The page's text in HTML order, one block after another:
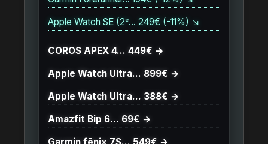
Apple Watch SE (2ᵉ… 249€ (-11%) ↘
COROS APEX 4… 449€ →
Apple Watch Ultra… 899€ →
Apple Watch Ultra… 388€ →
Amazfit Bip 6… 69€ →